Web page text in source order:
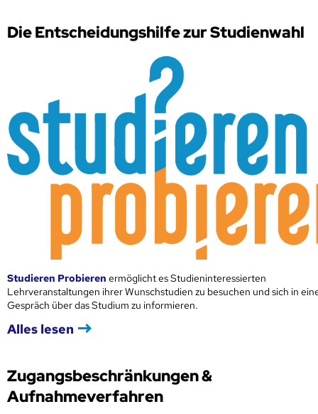
Die Entscheidungshilfe zur Studienwahl
Studieren Probieren ermöglicht es Studieninteressierten
Lehrveranstaltungen ihrer Wunschstudien zu besuchen und sich in
Gespräch über das Studium zu informieren.
Alles lesen
Zugangsbeschränkungen &
Aufnahmeverfahren